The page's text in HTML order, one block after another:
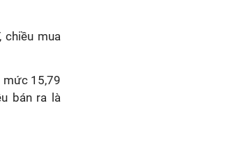
chiều mua
mức 15,79
bán ra là